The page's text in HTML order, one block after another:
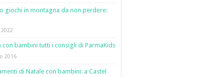
giochi in montagna da non perdere:
con bambini tutti i consigli di ParmaKids
2016
di Natale con bambini: a Castel